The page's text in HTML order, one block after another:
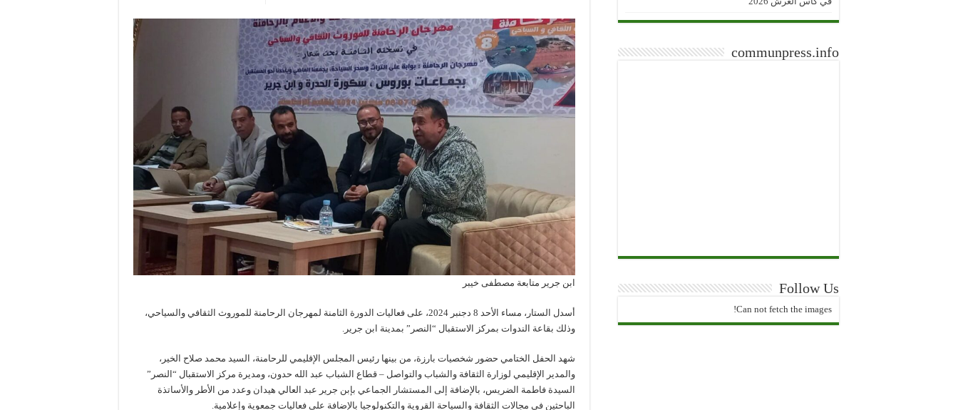
ابن جرير متابعة مصطفى خيبر
أسدل الستار، مساء الأحد 8 دجنبر 2024، على فعاليات الدورة الثامنة لمهرجان الرحامنة للموروث الثقافي والسياحي،
وذلك بقاعة الندوات بمركز الاستقبال “النصر” بمدينة ابن جرير.
شهد الحفل الختامي حضور شخصيات بارزة، من بينها رئيس المجلس الإقليمي للرحامنة، السيد محمد صلاح الخير،
والمدير الإقليمي لوزارة الثقافة والشباب والتواصل – قطاع الشباب عبد الله حدون، ومديرة مركز الاستقبال “النصر”
السيدة فاطمة الضريس، بالإضافة إلى المستشار الجماعي بإبن جرير عبد العالي هيدان وعدد من الأطر والأساتذة
الباحثين في مجالات الثقافة والسياحة القروية والتكنولوجيا بالإضافة على فعاليات جمعوية وإعلامية.
communpress.info
Follow Us
Can not fetch the images!